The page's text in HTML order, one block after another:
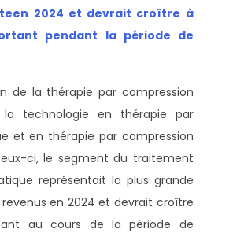
en 2024 et devrait croître à
pendant la période de
de la thérapie par compression
technologie en thérapie par
et en thérapie par compression
ci, le segment du traitement
représentait la plus grande
en 2024 et devrait croître
au cours de la période de